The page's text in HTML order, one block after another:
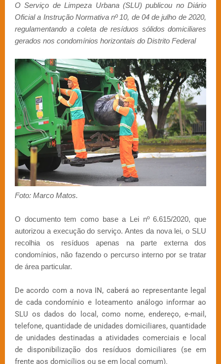
O Serviço de Limpeza Urbana (SLU) publicou no Diário
Oficial a Instrução Normativa nº 10, de 04 de julho de 2020,
regulamentando a coleta de resíduos sólidos domiciliares
gerados nos condomínios horizontais do Distrito Federal
Foto: Marco Matos.
O documento tem como base a Lei nº 6.615/2020, que
autorizou a execução do serviço. Antes da nova lei, o SLU
recolhia os resíduos apenas na parte externa dos
condomínios, não fazendo o percurso interno por se tratar
de área particular.
De acordo com a nova IN, caberá ao representante legal
de cada condomínio e loteamento análogo informar ao
SLU os dados do local, como nome, endereço, e-mail,
telefone, quantidade de unidades domiciliares, quantidade
de unidades destinadas a atividades comerciais e local
de disponibilização dos resíduos domiciliares (se em
frente aos domicílios ou se em local comum).